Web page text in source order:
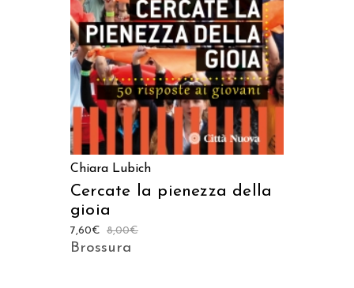
Chiara Lubich
Cercate la pienezza della
gioia
8,00€
7,60€
Brossura